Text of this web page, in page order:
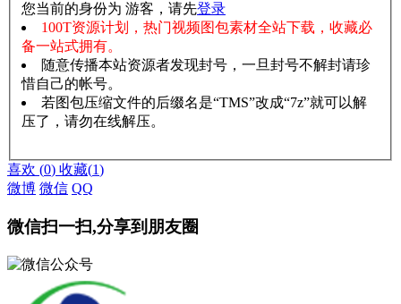
您当前的身份为 游客，请先登录
100T资源计划，热门视频图包素材全站下载，收藏必
备一站式拥有。
随意传播本站资源者发现封号，一旦封号不解封请珍
惜自己的帐号。
若图包压缩文件的后缀名是“TMS”改成“7z”就可以解
压了，请勿在线解压。
喜欢 (0) 收藏(1)
微博 微信 QQ
微信扫一扫,分享到朋友圈